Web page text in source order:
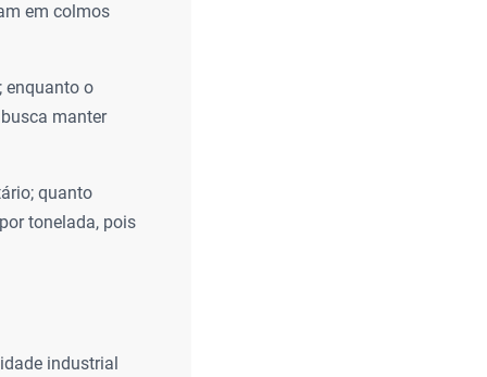
em colmos
enquanto o
manter
quanto
tonelada, pois
industrial